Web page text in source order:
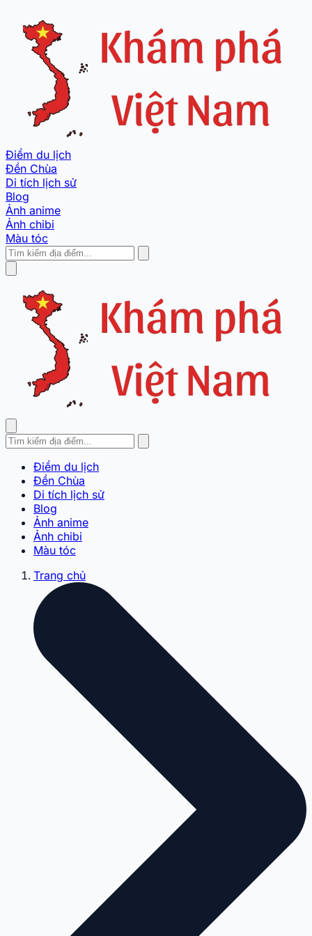
Điểm du lịch
Đền Chùa
Di tích lịch sử
Blog
Ảnh anime
Ảnh chibi
Màu tóc
Điểm du lịch
Đền Chùa
Di tích lịch sử
Blog
Ảnh anime
Ảnh chibi
Màu tóc
Trang chủ